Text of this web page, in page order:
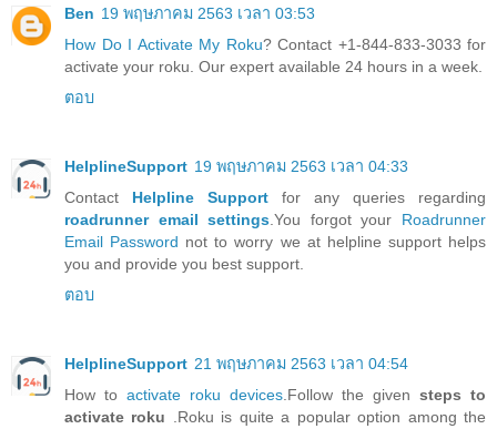
Ben 19 พฤษภาคม 2563 เวลา 03:53
How Do I Activate My Roku? Contact +1-844-833-3033 for
activate your roku. Our expert available 24 hours in a week.
ตอบ
HelplineSupport 19 พฤษภาคม 2563 เวลา 04:33
Contact Helpline Support for any queries regarding
roadrunner email settings.You forgot your Roadrunner
Email Password not to worry we at helpline support helps
you and provide you best support.
ตอบ
HelplineSupport 21 พฤษภาคม 2563 เวลา 04:54
How to activate roku devices.Follow the given steps to
activate roku .Roku is quite a popular option among the